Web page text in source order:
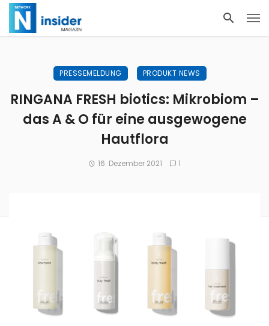
PRESSEMELDUNG PRODUKT NEWS
RINGANA FRESH biotics: Mikrobiom –
das A & O für eine ausgewogene
Hautflora
16. Dezember 2021 1